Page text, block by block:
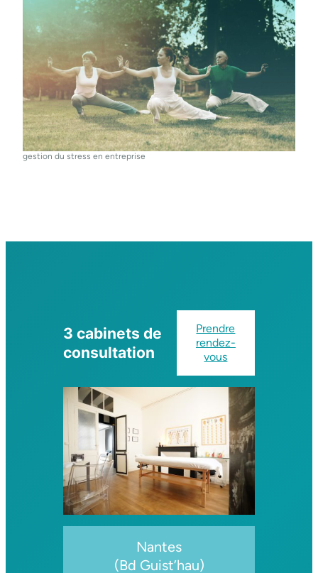
gestion du stress en entreprise
3 cabinets de
consultation
Prendre
rendez-
vous
Nantes
(Bd Guist’hau)